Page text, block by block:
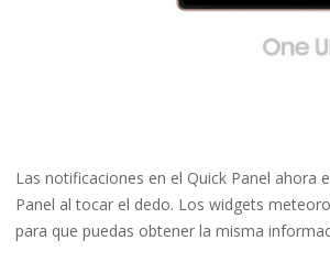
Las notificaciones en el Quick Panel ahora
Panel al tocar el dedo. Los widgets
para que puedas obtener la misma